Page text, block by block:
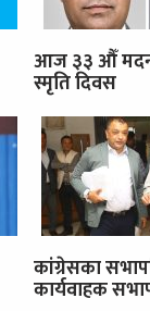
आज ३३ औँ
स्मृति दिवस
कांग्रेसका
कार्यवाहक